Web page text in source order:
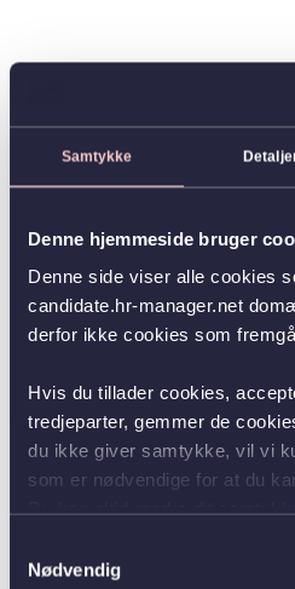
Samtykke
Denne hjemmeside bruger
Denne side viser alle cookies
candidate.hr-manager.net
derfor ikke cookies som
Hvis du tillader cookies,
tredjeparter, gemmer de
du ikke giver samtykke, vil vi
som er nødvendige for at du
Nødvendig